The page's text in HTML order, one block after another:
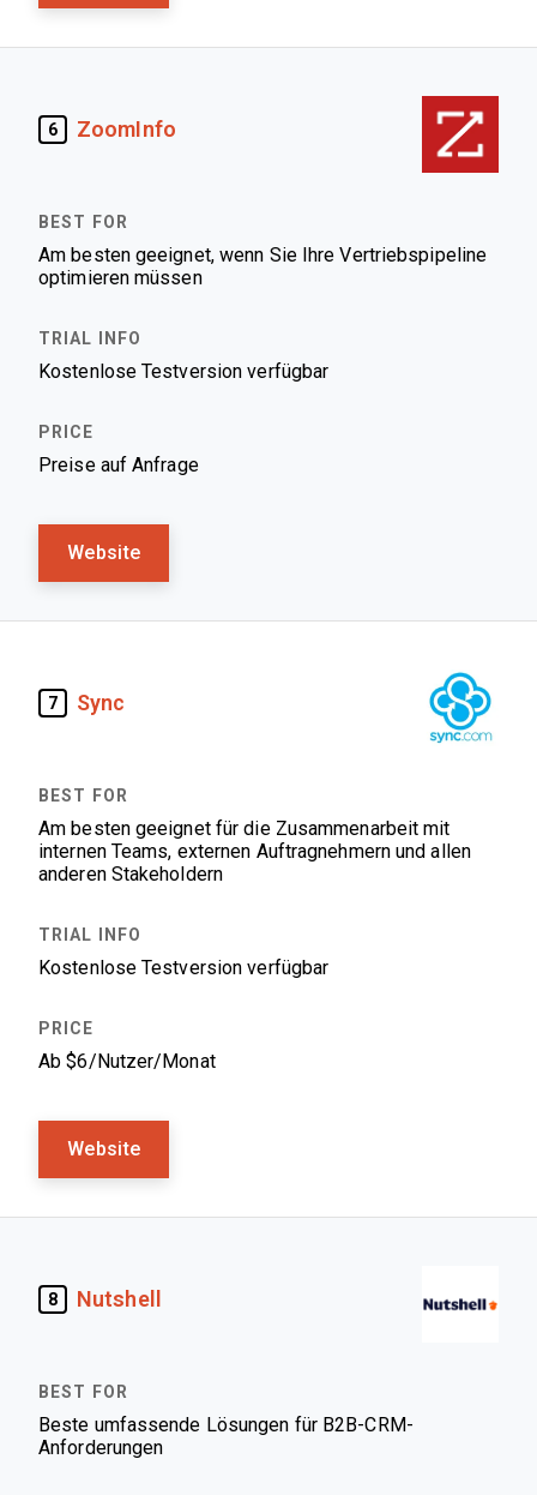
6 ZoomInfo
Am besten geeignet, wenn Sie Ihre Vertriebspipeline
optimieren müssen
Kostenlose Testversion verfügbar
Preise auf Anfrage
Website
7 Sync
Am besten geeignet für die Zusammenarbeit mit
internen Teams, externen Auftragnehmern und allen
anderen Stakeholdern
Kostenlose Testversion verfügbar
Ab $6/Nutzer/Monat
Website
8 Nutshell
Beste umfassende Lösungen für B2B-CRM-
Anforderungen